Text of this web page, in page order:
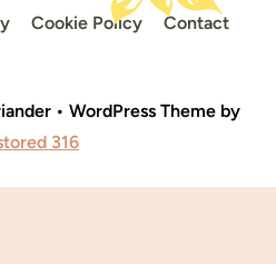
Cookie Policy Contact
• WordPress Theme by
316